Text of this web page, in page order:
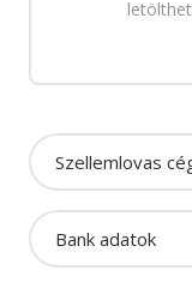
Szellemlovas
Bank adatok